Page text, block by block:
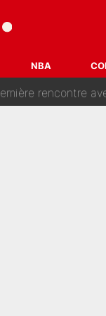
NBA
Hakimi
a perdu sa
rencontre avec